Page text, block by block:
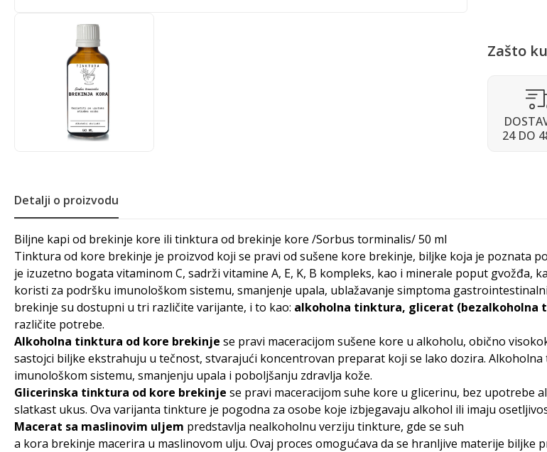
Zašto
24 DO
Detalji o proizvodu
Biljne kapi od brekinje kore ili tinktura od brekinje kore /Sorbus torminalis/ 50 ml
Tinktura od kore brekinje je proizvod koji se pravi od sušene kore brekinje, biljke koja je poznata
je izuzetno bogata vitaminom C, sadrži vitamine A, E, K, B kompleks, kao i minerale poput gvožđa,
koristi za podršku imunološkom sistemu, smanjenje upala, ublažavanje simptoma
brekinje su dostupni u tri različite varijante, i to kao: alkoholna tinktura, glicerat (bezalkoholna
različite potrebe.
Alkoholna tinktura od kore brekinje se pravi maceracijom sušene kore u alkoholu, obično
sastojci biljke ekstrahuju u tečnost, stvarajući koncentrovan preparat koji se lako dozira.
imunološkom sistemu, smanjenju upala i poboljšanju zdravlja kože.
Glicerinska tinktura od kore brekinje se pravi maceracijom suhe kore u glicerinu, bez upotrebe
slatkast ukus. Ova varijanta tinkture je pogodna za osobe koje izbjegavaju alkohol ili imaju
Macerat sa maslinovim uljem predstavlja nealkoholnu verziju tinkture, gde se suh
a kora brekinje macerira u maslinovom ulju. Ovaj proces omogućava da se hranljive materije